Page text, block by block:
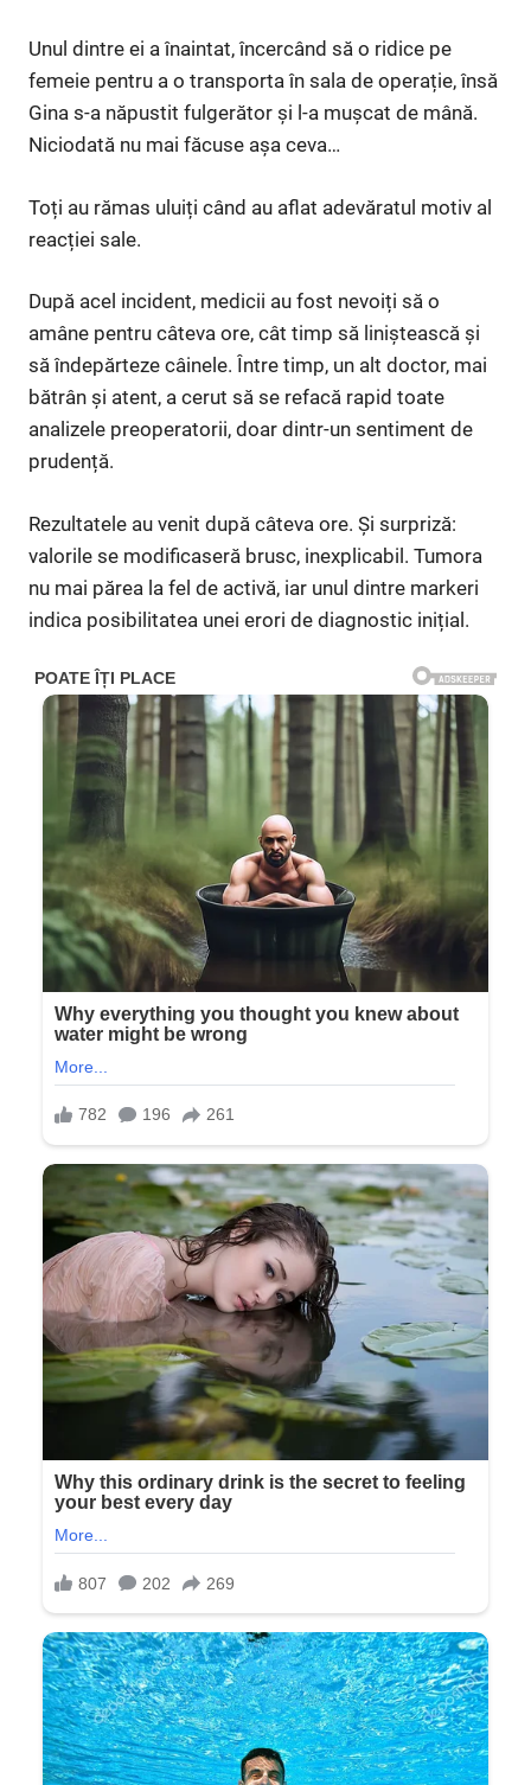
Unul dintre ei a înaintat, încercând să o ridice pe
femeie pentru a o transporta în sala de operație, însă
Gina s-a năpustit fulgerător și l-a mușcat de mână.
Niciodată nu mai făcuse așa ceva…
Toți au rămas uluiți când au aflat adevăratul motiv al
reacției sale.
După acel incident, medicii au fost nevoiți să o
amâne pentru câteva ore, cât timp să liniștească și
să îndepărteze câinele. Între timp, un alt doctor, mai
bătrân și atent, a cerut să se refacă rapid toate
analizele preoperatorii, doar dintr-un sentiment de
prudență.
Rezultatele au venit după câteva ore. Și surpriză:
valorile se modificaseră brusc, inexplicabil. Tumora
nu mai părea la fel de activă, iar unul dintre markeri
indica posibilitatea unei erori de diagnostic inițial.